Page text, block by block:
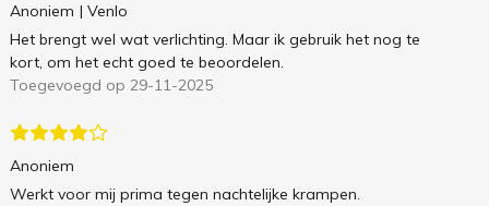
Anoniem | Venlo
Het brengt wel wat verlichting. Maar ik gebruik het nog te
kort, om het echt goed te beoordelen.
Toegevoegd op 29-11-2025
Anoniem
Werkt voor mij prima tegen nachtelijke krampen.